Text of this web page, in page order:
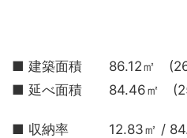
■ 建築面積 86.12㎡
■ 延べ面積 84.46㎡
■ 収納率 12.83㎡ /